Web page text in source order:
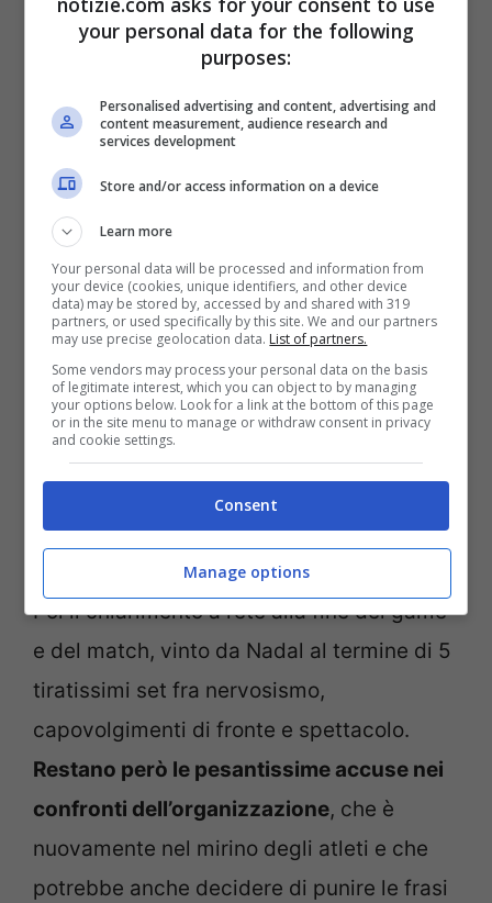
Shapovalov (Getty Images)
Stanco dei momenti di pausa di Nadal,
maestro nella gestione dell’incontro,
Shapovalov si lascia andare ad una frase
durissima.“Siete tutti corrotti”
tennista canadese rivolgendosi al giudice
di sedia. Il riferimento è al comportamento
di Nadal, che nel primo set attendeva
molto fra un servizio e l’altro.
Leggi anche:Sinner perfetto su De
Minaur: battuto l’idolo di casa, vola ai
Poi il chiarimento a rete alla fine del game
e del match, vinto da Nadal al termine di 5
tiratissimi set fra nervosismo,
capovolgimenti di fronte e spettacolo.
Restano però le pesantissime accuse nei
confronti dell’organizzazione, che è
nuovamente nel mirino degli atleti e che
potrebbe anche decidere di punire le frasi
your personal data for the following
purposes:
Personalised advertising and content, advertising and
content measurement, audience research and
services development
Store and/or access information on a device
Learn more
Your personal data will be processed and information from
your device (cookies, unique identifiers, and other device
data) may be stored by, accessed by and shared with 319
partners, or used specifically by this site. We and our partners
may use precise geolocation data. List of partners.
Some vendors may process your personal data on the basis
of legitimate interest, which you can object to by managing
your options below. Look for a link at the bottom of this page
or in the site menu to manage or withdraw consent in privacy
and cookie settings.
Consent
Manage options